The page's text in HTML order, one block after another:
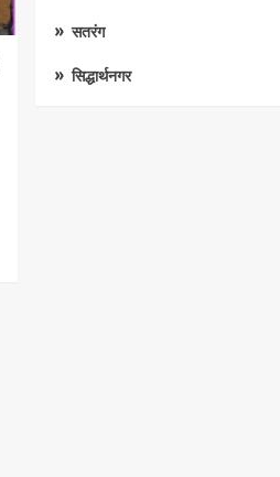
सतरंग
सिद्धार्थनगर